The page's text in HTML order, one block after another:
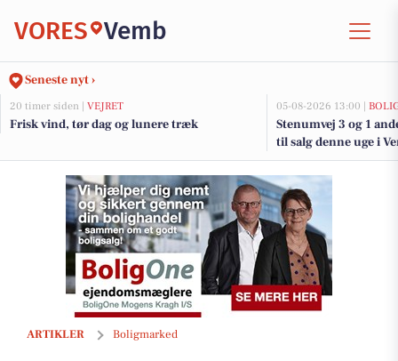
VORES Vemb
Seneste nyt ›
20 timer siden | VEJRET
Frisk vind, tør dag og lunere træk
05-08-2026 13:00 |
Stenumvej 3 og 1
til salg denne uge i
ARTIKLER Boligmarked
Vestergade 22 Overskrift: Rummelig og velbeliggende villa i hjertet